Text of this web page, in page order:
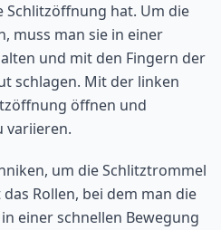
Schlitzöffnung hat. Um die
muss man sie in einer
und mit den Fingern der
schlagen. Mit der linken
öffnen und
variieren.
um die Schlitztrommel
Rollen, bei dem man die
einer schnellen Bewegung